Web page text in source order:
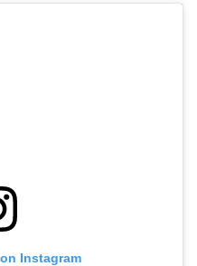
Instagram